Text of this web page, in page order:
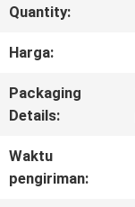
WISATA
KONTROL
KUALITAS
Quantity:
Harga:
Packaging
Details:
Waktu
pengiriman: